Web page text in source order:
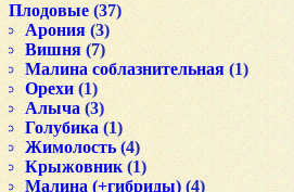
Плодовые (37)
Арония (3)
Вишня (7)
Малина соблазнительная (1)
Орехи (1)
Алыча (3)
Голубика (1)
Жимолость (4)
Крыжовник (1)
Малина (+гибриды) (4)